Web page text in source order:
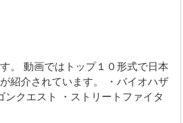
。 動画ではトップ１０形式で日本
紹介されています。 ・バイオハザ
ンクエスト ・ストリートファイタ